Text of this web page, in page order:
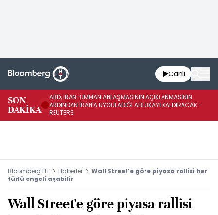
Canlı
SON
DAKİKA
ABD, İRAN-UMMAN ANLAŞMASININ AÇIKLANMASININ
ARDINDAN İRAN'A UYGULADIĞI ABLUKAYI KALDIRACAK -
REUTERS
Bloomberg HT Haberler
Wall Street’e göre piyasa rallisi her
türlü engeli aşabilir
Wall Street'e göre piyasa rallisi